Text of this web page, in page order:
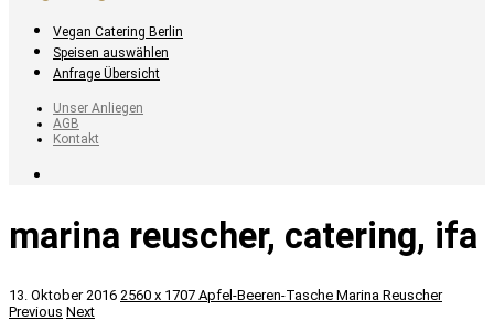
Vegan Catering Berlin
Speisen auswählen
Anfrage Übersicht
Unser Anliegen
AGB
Kontakt
marina reuscher, catering, ifa
13. Oktober 2016 2560 x 1707 Apfel-Beeren-Tasche Marina Reuscher
Previous Next